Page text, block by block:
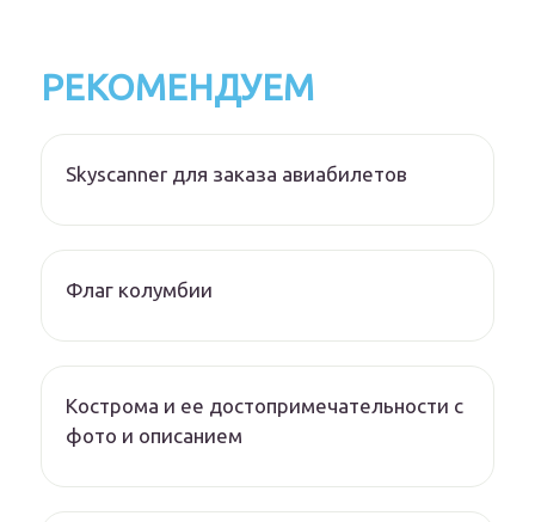
РЕКОМЕНДУЕМ
Skyscanner для заказа авиабилетов
Флаг колумбии
Кострома и ее достопримечательности с
фото и описанием